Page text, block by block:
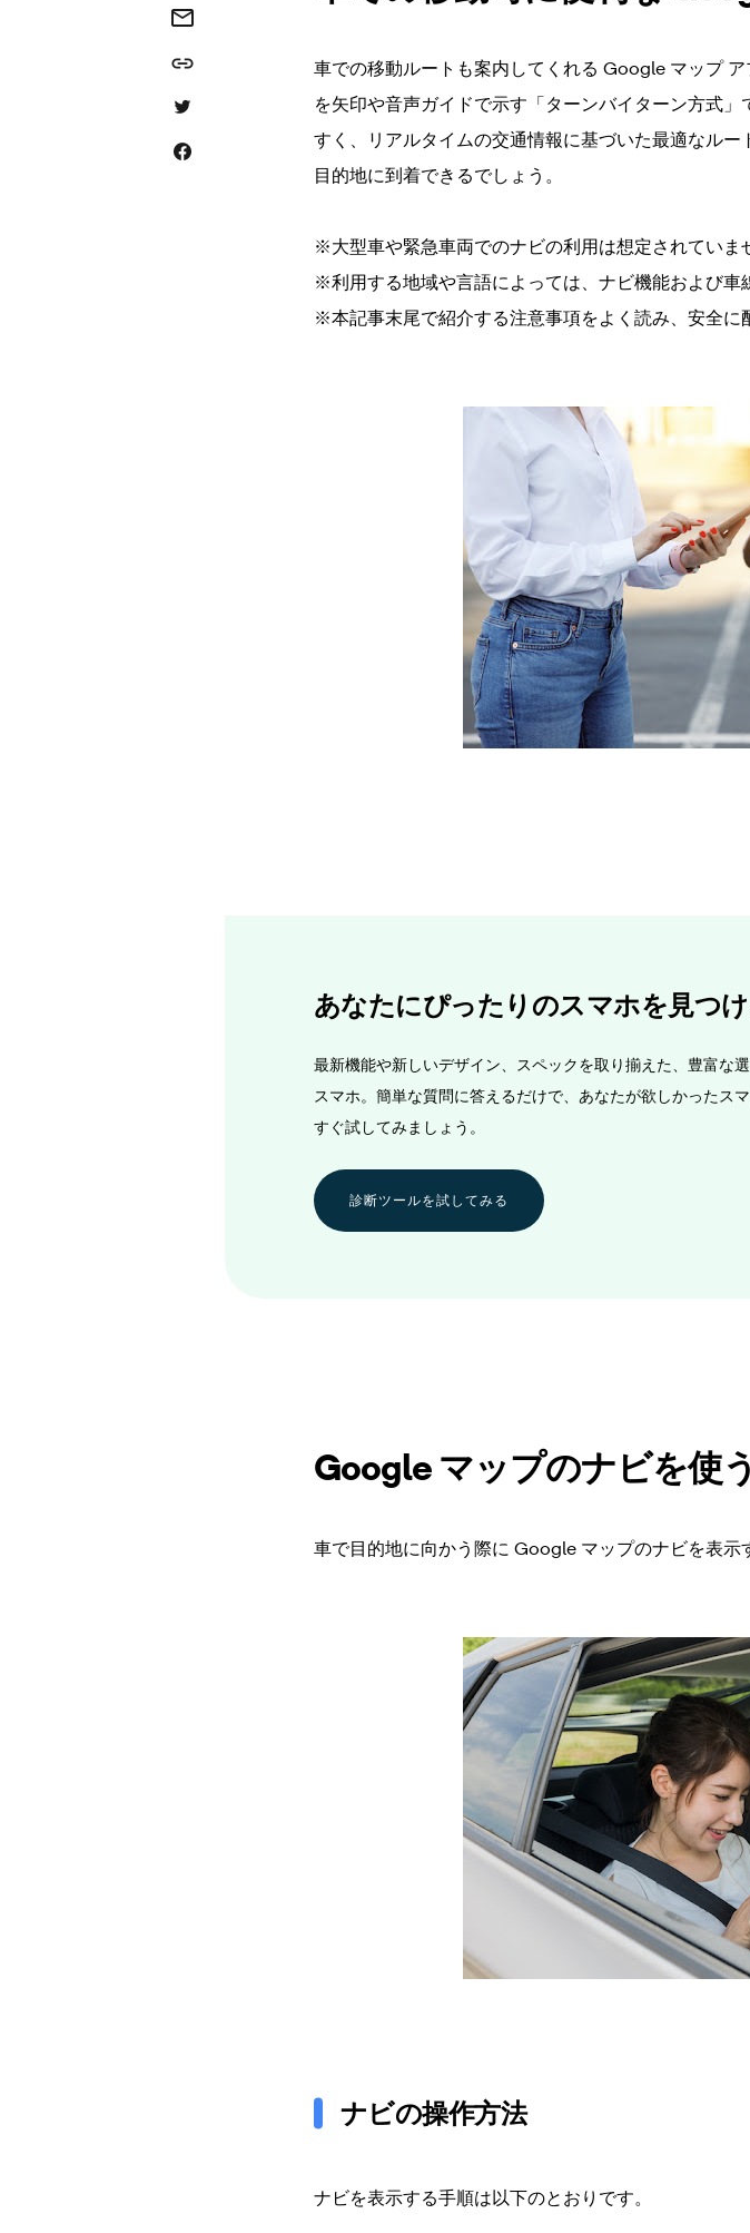
Share this via email
Share this link
Share this via Twitter
Share this on Facebook
車での移動ルートも案内してくれる Google マップ
を矢印や音声ガイドで示す「ターンバイターン方式
すく、リアルタイムの交通情報に基づいた最適なル
目的地に到着できるでしょう。
※大型車や緊急車両でのナビの利用は想定されていま
※利用する地域や言語によっては、ナビ機能および車
※本記事末尾で紹介する注意事項をよく読み、安全に
あなたにぴったりのスマホを見つ
最新機能や新しいデザイン、スペックを取り揃えた、豊富な
スマホ。簡単な質問に答えるだけで、あなたが欲しかったス
すぐ試してみましょう。
診断ツールを試してみる
Google マップのナビを使う
車で目的地に向かう際に Google マップのナビを表示
ナビの操作方法
ナビを表示する手順は以下のとおりです。